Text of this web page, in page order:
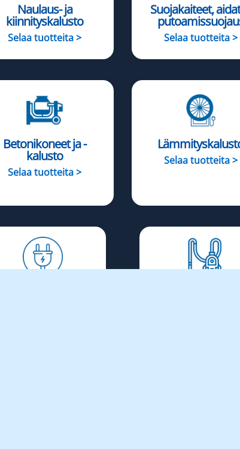
Naulaus- ja
kiinnityskalusto
Selaa tuotteita >
Suojakaiteet,
Selaa tuotteita >
Betonikoneet ja -
kalusto
Selaa tuotteita >
Selaa tuotteita >